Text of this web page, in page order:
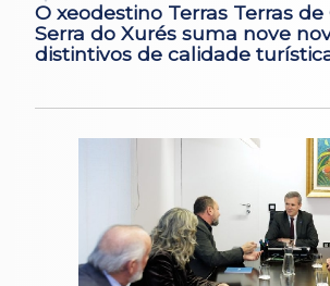
O xeodestino Terras Terras de
Serra do Xurés suma nove
distintivos de calidade